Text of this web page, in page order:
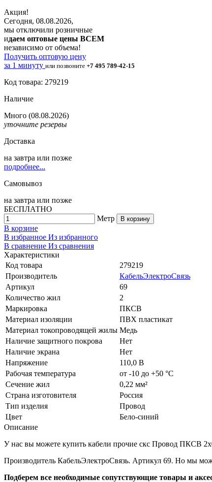
Акция!
Сегодня, 08.08.2026,
мы отключили розничные
идаем оптовые цены ВСЕМ
независимо от объема!
Получить оптовую цену
за 1 минуту или позвоните +7 495 789-42-15
Код товара: 279219
Наличие
Много (08.08.2026)
уточните резервы
Доставка
на завтра или позже
подробнее...
Самовывоз
на завтра или позже
БЕСПЛАТНО
Метр
В корзину
В корзине
В избранное Из избранного
В сравнение Из сравнения
Характеристики
Код товара
279219
Производитель
КабельЭлектроСвязь
Артикул
69
Количество жил
2
Маркировка
ПКСВ
Материал изоляции
ПВХ пластикат
Материал токопроводящей жилы Медь
Наличие защитного покрова
Нет
Наличие экрана
Нет
Напряжение
110,0 В
Рабочая температура
от -10 до +50 °C
Сечение жил
0,22 мм²
Страна изготовителя
Россия
Тип изделия
Провод
Цвет
Бело-синий
Описание
У нас вы можете купить кабели прочие скс Провод ПКСВ
Производитель КабельЭлектроСвязь. Артикул 69. Но мы
Подберем все необходимые сопутствующие товары и